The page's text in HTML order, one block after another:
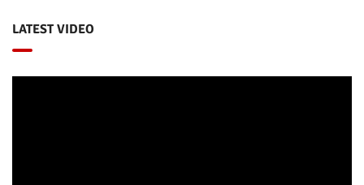
LATEST VIDEO